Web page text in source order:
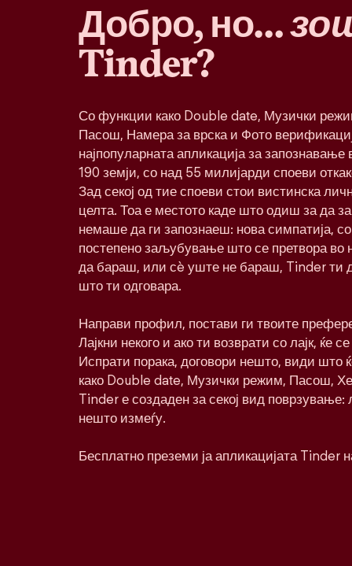
Добро, но…
Tinder?
Со функции како Double date, Музички
Пасош, Намера за врска и Фото
најпопуларната апликација за запознавање
190 земји, со над 55 милијарди споеви
Зад секој од тие споеви стои вистинска
целта. Тоа е местото каде што одиш за да
немаше да ги запознаеш: нова симпатија,
постепено заљубување што се претвора во
да бараш, или сè уште не бараш, Tinder ти
што ти одговара.
Направи профил, постави ги твоите
Лајкни некого и ако ти возврати со лајк, ќе
Испрати порака, договори нешто, види што
како Double date, Музички режим, Пасош,
Tinder е создаден за секој вид
нешто измеѓу.
Бесплатно преземи ја апликацијата Tinder